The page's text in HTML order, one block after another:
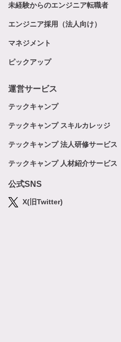
未経験からのエンジニア転職者
エンジニア採用（法人向け）
マネジメント
ピックアップ
運営サービス
テックキャンプ
テックキャンプ スキルカレッジ
テックキャンプ 法人研修サービス
テックキャンプ 人材紹介サービス
公式SNS
X(旧Twitter)